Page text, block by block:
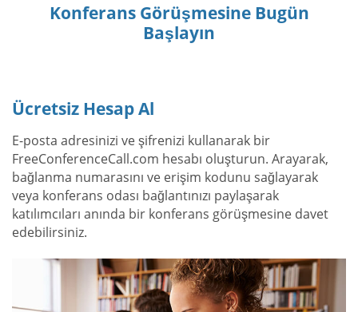
Konferans Görüşmesine Bugün
Başlayın
Ücretsiz Hesap Al
E-posta adresinizi ve şifrenizi kullanarak bir
FreeConferenceCall.com hesabı oluşturun. Arayarak,
bağlanma numarasını ve erişim kodunu sağlayarak
veya konferans odası bağlantınızı paylaşarak
katılımcıları anında bir konferans görüşmesine davet
edebilirsiniz.